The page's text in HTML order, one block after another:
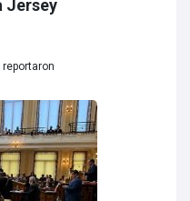
Jersey